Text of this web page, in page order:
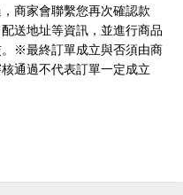
商家會聯繫您再次確認款
送地址等資訊，並進行商品
※最終訂單成立與否須由商
通過不代表訂單一定成立